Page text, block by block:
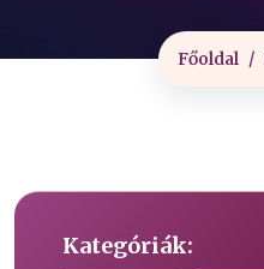
Főoldal
Kategóriák: